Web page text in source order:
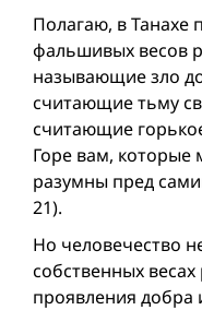
Полагаю, в Танахе
фальшивых весов
называющие зло
считающие тьму
считающие
Горе вам, которые
разумны пред
21).
Но человечество
собственных
проявления добра